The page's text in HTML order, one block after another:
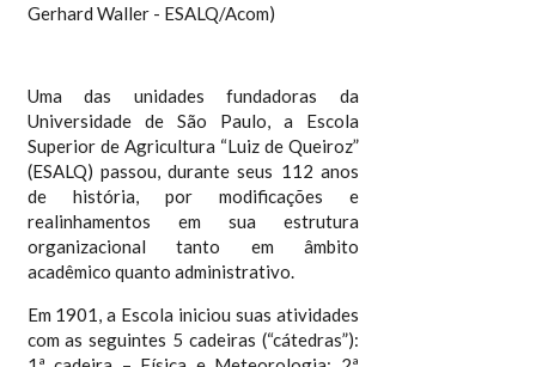
Gerhard Waller - ESALQ/Acom)
Uma das unidades fundadoras da
Universidade de São Paulo, a Escola
Superior de Agricultura “Luiz de Queiroz”
(ESALQ) passou, durante seus 112 anos
de história, por modificações e
realinhamentos em sua estrutura
organizacional tanto em âmbito
acadêmico quanto administrativo.
Em 1901, a Escola iniciou suas atividades
com as seguintes 5 cadeiras (“cátedras”):